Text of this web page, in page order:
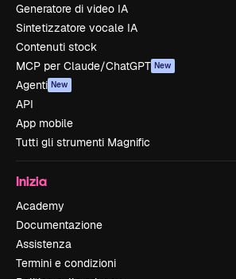
Generatore di video IA
Sintetizzatore vocale IA
Contenuti stock
MCP per Claude/ChatGPT New
Agenti New
API
App mobile
Tutti gli strumenti Magnific
Inizia
Academy
Documentazione
Assistenza
Termini e condizioni